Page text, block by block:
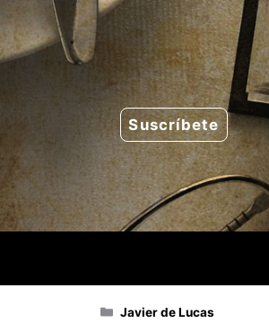
Saltar
al
contenido
Suscríbete
Categorías
Javier de Lucas